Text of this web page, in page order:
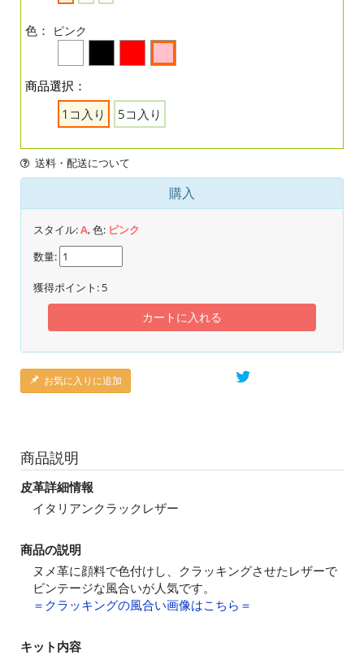
色： ピンク
商品選択：
1コ入り
5コ入り
送料・配送について
購入
スタイル:A, 色: ピンク
数量:
獲得ポイント: 5
カートに入れる
お気に入りに追加
商品説明
皮革詳細情報
イタリアンクラックレザー
商品の説明
ヌメ革に顔料で色付けし、クラッキングさせたレザーで
ビンテージな風合いが人気です。
＝クラッキングの風合い画像はこちら＝
キット内容